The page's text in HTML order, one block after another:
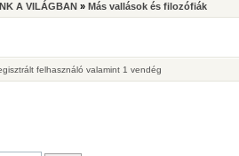
A VILÁGBAN » Más vallások és filozófiák
felhasználó valamint 1 vendég